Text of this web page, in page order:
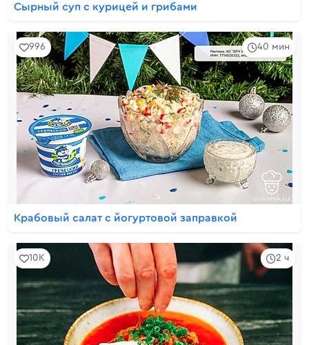
Сырный суп с курицей и грибами
40 мин
996
Крабовый салат с йогуртовой заправкой
2 ч
10K